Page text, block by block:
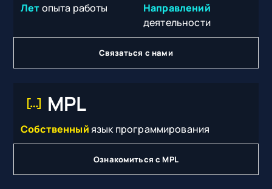
Летопыта работы
Направлений
деятельности
Связаться с нами
MPL
Собственный язык программирования
Ознакомиться с MPL